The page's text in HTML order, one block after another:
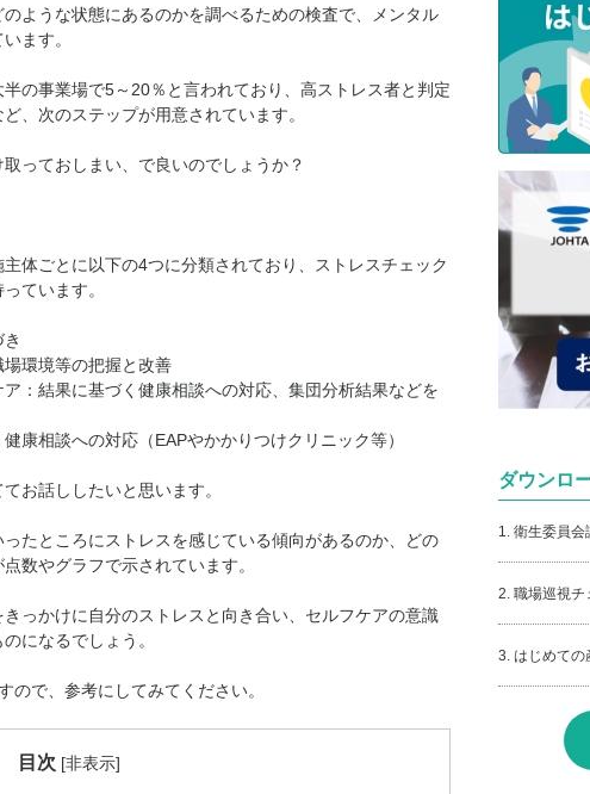
ような状態にあるのかを調べるための検査で、メンタル
ます。
の事業場で5～20％と言われており、高ストレス者と判定
、次のステップが用意されています。
っておしまい、で良いのでしょうか？
体ごとに以下の4つに分類されており、ストレスチェック
ています。
場環境等の把握と改善
：結果に基づく健康相談への対応、集団分析結果などを
康相談への対応（EAPやかかりつけクリニック等）
お話ししたいと思います。
たところにストレスを感じている傾向があるのか、どの
数やグラフで示されています。
っかけに自分のストレスと向き合い、セルフケアの意識
になるでしょう。
ので、参考にしてみてください。
目次 [非表示]
ダウンロ
1. 衛生委員会
2. 職場巡視チ
3. はじめての